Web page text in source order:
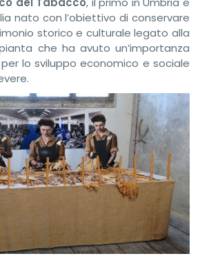
nato con l’obiettivo di conservare
storico e culturale legato alla
che ha avuto un’importanza
lo sviluppo economico e sociale